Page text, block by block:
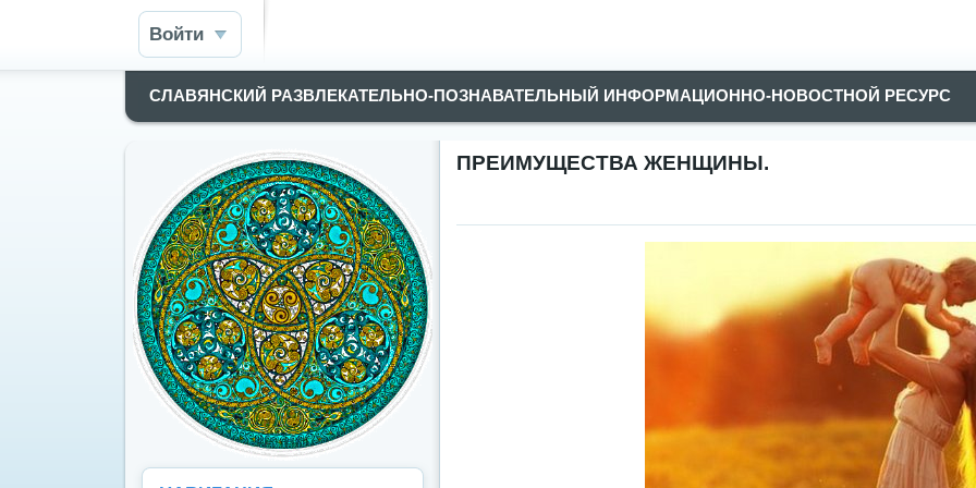
Войти
СЛАВЯНСКИЙ РАЗВЛЕКАТЕЛЬНО-ПОЗНАВАТЕЛЬНЫЙ ИНФОРМАЦИОННО-НОВОСТНОЙ РЕСУРС
ПРЕИМУЩЕСТВА ЖЕНЩИНЫ.